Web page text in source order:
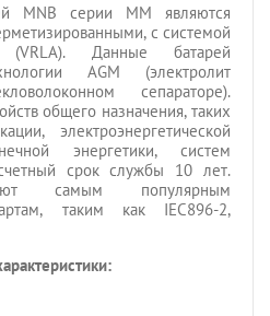
MNB серии MM являются
с системой
(VRLA). Данные батарей
AGM (электролит
сепараторе).
общего назначения, таких
электроэнергетической
энергетики, систем
срок службы 10 лет.
самым популярным
таким как IEC896-2,